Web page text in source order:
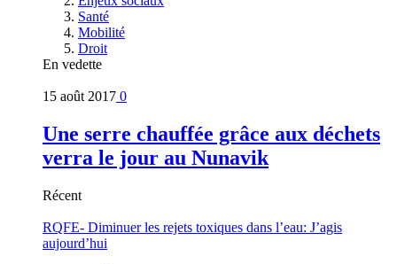
Santé
Mobilité
Droit
En vedette
15 août 2017 0
Une serre chauffée grâce aux déchets
verra le jour au Nunavik
Récent
RQFE- Diminuer les rejets toxiques dans l’eau: J’agis
aujourd’hui